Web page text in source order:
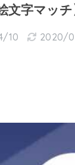
文字マッチ
10 2020/